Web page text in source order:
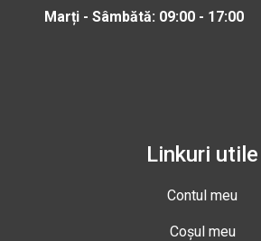
Marți - Sâmbătă: 09:00 - 17:00
Linkuri utile
Contul meu
Coșul meu